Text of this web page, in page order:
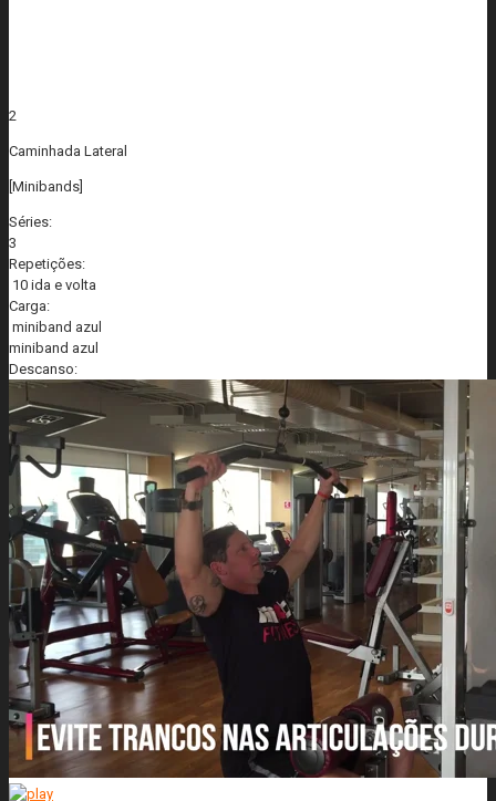
2
Caminhada Lateral
[Minibands]
Séries:
3
Repetições:
10 ida e volta
Carga:
miniband azul
miniband azul
Descanso: